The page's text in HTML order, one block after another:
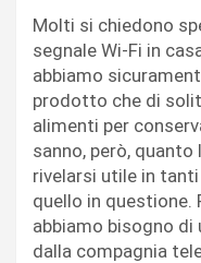
Molti si chiedono
segnale Wi-Fi in
abbiamo
prodotto che di
alimenti per
sanno, però, quanto
rivelarsi utile in
quello in
abbiamo bisogno di
dalla compagnia